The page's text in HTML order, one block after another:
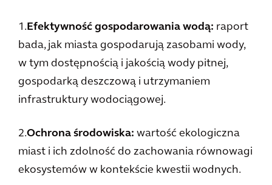
1. Efektywność gospodarowania wodą: raport
bada, jak miasta gospodarują zasobami wody,
w tym dostępnością i jakością wody pitnej,
gospodarką deszczową i utrzymaniem
infrastruktury wodociągowej.
2.Ochrona środowiska: wartość ekologiczna
miast i ich zdolność do zachowania równowagi
ekosystemów w kontekście kwestii wodnych.